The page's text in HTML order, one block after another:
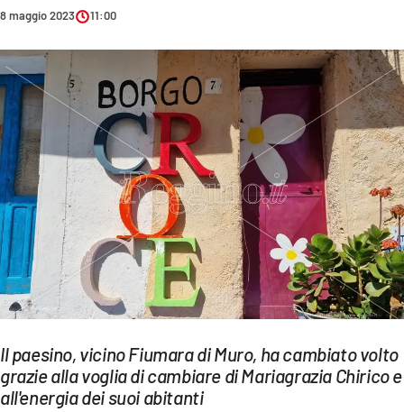
SANITÀ
AMBIENTE
SOCIETÀ
CULTURA
ECONOMIA E LAVORO
EVENTI
SPORT
Streaming
LAC NETWORK
LAC ONAIR
8 maggio 2023 11:00
Il paesino, vicino Fiumara di Muro, ha cambiato volto
grazie alla voglia di cambiare di Mariagrazia Chirico e
all'energia dei suoi abitanti